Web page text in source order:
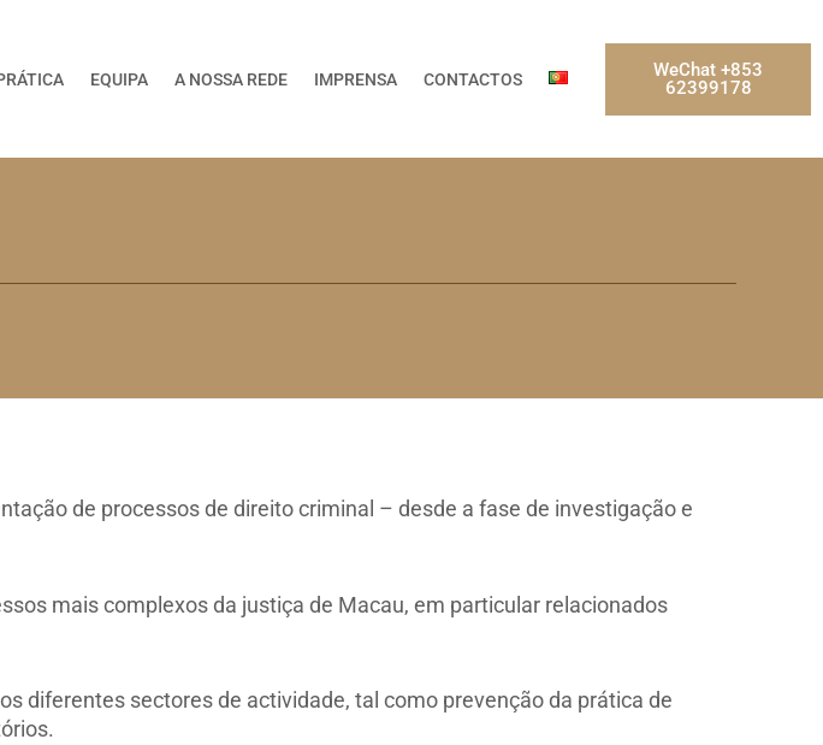
EQUIPA A NOSSA REDE IMPRENSA CONTACTOS
WeChat +853
62399178
de processos de direito criminal – desde a fase de investigação e
mais complexos da justiça de Macau, em particular relacionados
diferentes sectores de actividade, tal como prevenção da prática de